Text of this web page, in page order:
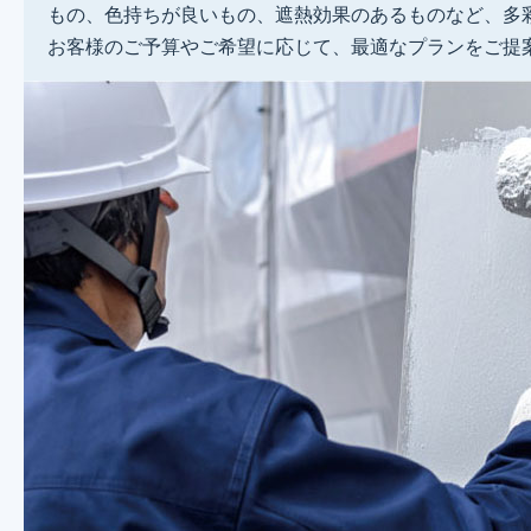
もの、色持ちが良いもの、遮熱効果のあるものなど、多
お客様のご予算やご希望に応じて、最適なプランをご提